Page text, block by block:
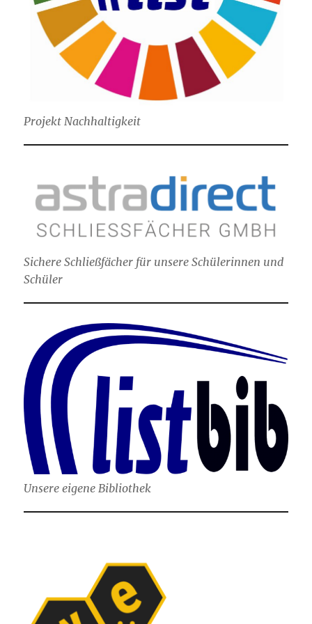
Projekt Nachhaltigkeit
Sichere Schließfächer für unsere Schülerinnen und
Schüler
Unsere eigene Bibliothek